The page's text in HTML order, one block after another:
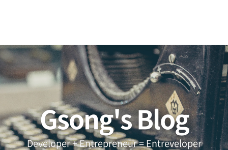
Gsong's Blog
Developer + Entrepreneur = Entreveloper